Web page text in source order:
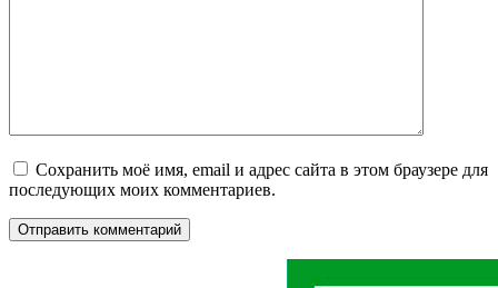
Сохранить моё имя, email и адрес сайта в этом браузере для
последующих моих комментариев.